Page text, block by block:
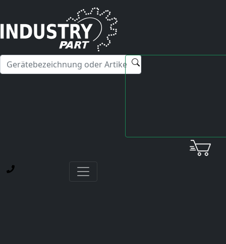
Hallo! Ich kann Ihnen gerne bei Fragen zu unseren
Servicedienstleistungen weiterhelfen.
NAVIGATION